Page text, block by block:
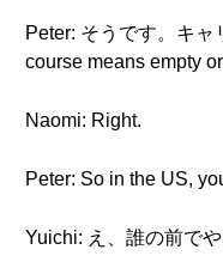
Peter: そうです。キ
course means empty
Naomi: Right.
Peter: So in the US,
Yuichi: え、誰の前で